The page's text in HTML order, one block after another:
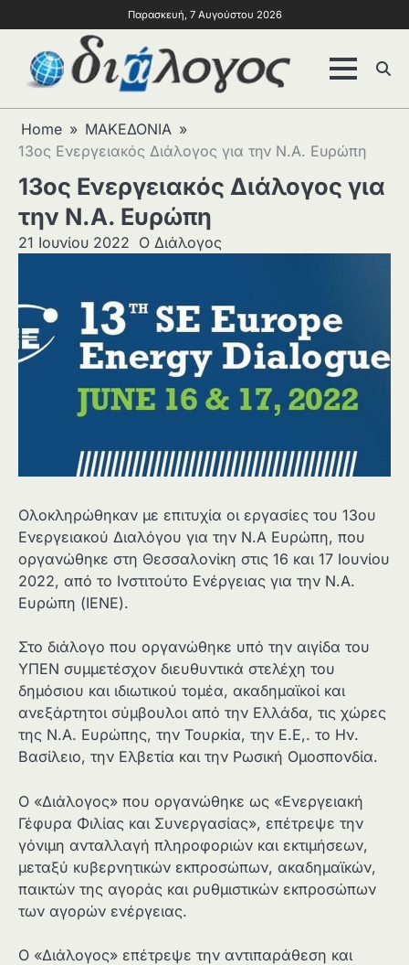
Παρασκευή, 7 Αυγούστου 2026
Home
ΜΑΚΕΔΟΝΙΑ
13ος Ενεργειακός Διάλογος για την Ν.Α. Ευρώπη
13ος Ενεργειακός Διάλογος για
την Ν.Α. Ευρώπη
21 Ιουνίου 2022 Ο Διάλογος
Ολοκληρώθηκαν με επιτυχία οι εργασίες του 13ου
Ενεργειακού Διαλόγου για την Ν.Α Ευρώπη, που
οργανώθηκε στη Θεσσαλονίκη στις 16 και 17 Ιουνίου
2022, από το Ινστιτούτο Ενέργειας για την Ν.Α.
Ευρώπη (ΙΕΝΕ).
Στο διάλογο που οργανώθηκε υπό την αιγίδα του
ΥΠΕΝ συμμετέσχον διευθυντικά στελέχη του
δημόσιου και ιδιωτικού τομέα, ακαδημαϊκοί και
ανεξάρτητοι σύμβουλοι από την Ελλάδα, τις χώρες
της Ν.Α. Ευρώπης, την Τουρκία, την Ε.Ε,. το Ην.
Βασίλειο, την Ελβετία και την Ρωσική Ομοσπονδία.
Ο «Διάλογος» που οργανώθηκε ως «Ενεργειακή
Γέφυρα Φιλίας και Συνεργασίας», επέτρεψε την
γόνιμη ανταλλαγή πληροφοριών και εκτιμήσεων,
μεταξύ κυβερνητικών εκπροσώπων, ακαδημαϊκών,
παικτών της αγοράς και ρυθμιστικών εκπροσώπων
των αγορών ενέργειας.
Ο «Διάλογος» επέτρεψε την αντιπαράθεση και